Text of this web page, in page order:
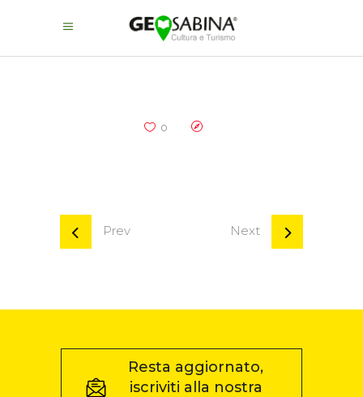
0
Prev Next
Resta aggiornato,
iscriviti alla nostra